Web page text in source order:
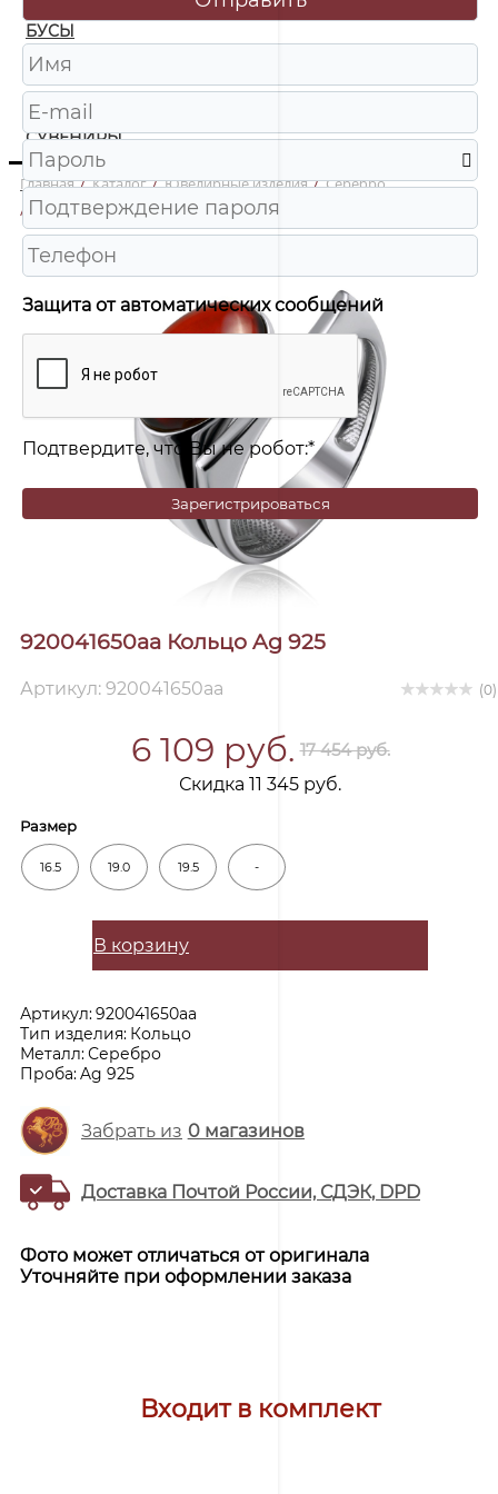
БУСЫ
ЧАСЫ
ШКАТУЛКИ
СУВЕНИРЫ
Главная / Каталог / Ювелирные изделия / Серебро
/
920041650aa Кольцо Ag 925
920041650aa Кольцо Ag 925
Артикул: 920041650aa (0)
6 109 руб. 17 454 руб.
Скидка 11 345 руб.
Размер
16.5 19.0 19.5 -
В корзину
Артикул:920041650aa
Тип изделия: Кольцо
Металл:Серебро
Проба:Ag 925
Забрать из 0магазинов
Доставка Почтой России, СДЭК, DPD
Фото может отличаться от оригинала
Уточняйте при оформлении заказа
Входит в комплект
Защита от автоматических сообщений
Подтвердите, что Вы не робот:*
Зарегистрироваться